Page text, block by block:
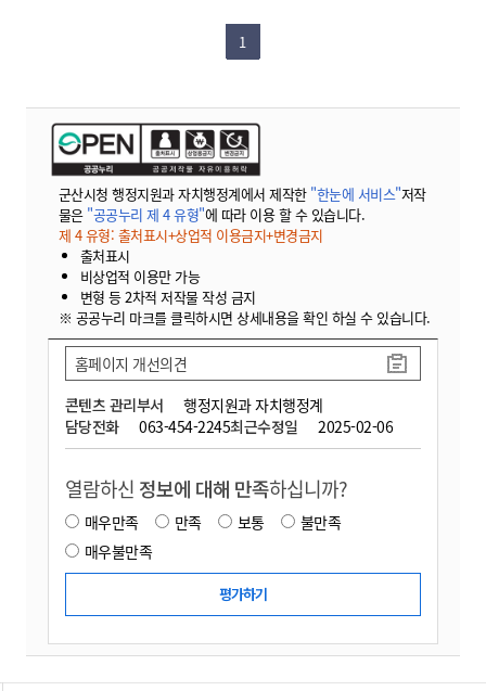
1
군산시청 행정지원과 자치행정계에서 제작한 "한눈에 서비스"저작
물은 "공공누리 제 4 유형"에 따라 이용 할 수 있습니다.
제 4 유형: 출처표시+상업적 이용금지+변경금지
출처표시
비상업적 이용만 가능
변형 등 2차적 저작물 작성 금지
※ 공공누리 마크를 클릭하시면 상세내용을 확인 하실 수 있습니다.
콘텐츠 관리부서
행정지원과 자치행정계
담당전화
063-454-2245최근수정일 2025-02-06
홈페이지 개선의견
열람하신 정보에 대해 만족하십니까?
매우만족 만족 보통
불만족
매우불만족